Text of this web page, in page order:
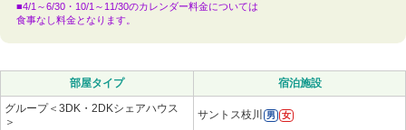
■4/1～6/30・10/1～11/30のカレンダー料金については
食事なし料金となります。
部屋タイプ
宿泊施設
グループ＜3DK・2DKシェアハウス
＞
サントス枝川 男 女